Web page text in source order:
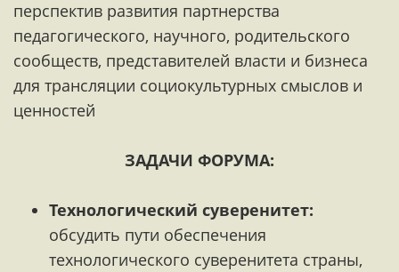
перспектив развития партнерства
педагогического, научного, родительского
сообществ, представителей власти и бизнеса
для трансляции социокультурных смыслов и
ценностей
ЗАДАЧИ ФОРУМА:
Технологический суверенитет:
обсудить пути обеспечения
технологического суверенитета страны,